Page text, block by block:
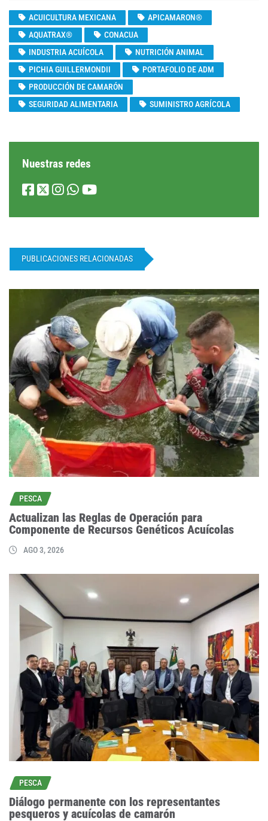
ACUICULTURA MEXICANA
APICAMARON®
AQUATRAX®
CONACUA
INDUSTRIA ACUÍCOLA
NUTRICIÓN ANIMAL
PICHIA GUILLERMONDII
PORTAFOLIO DE ADM
PRODUCCIÓN DE CAMARÓN
SEGURIDAD ALIMENTARIA
SUMINISTRO AGRÍCOLA
Nuestras redes
PUBLICACIONES RELACIONADAS
PESCA
Actualizan las Reglas de Operación para
Componente de Recursos Genéticos Acuícolas
AGO 3, 2026
PESCA
Diálogo permanente con los representantes
pesqueros y acuícolas de camarón